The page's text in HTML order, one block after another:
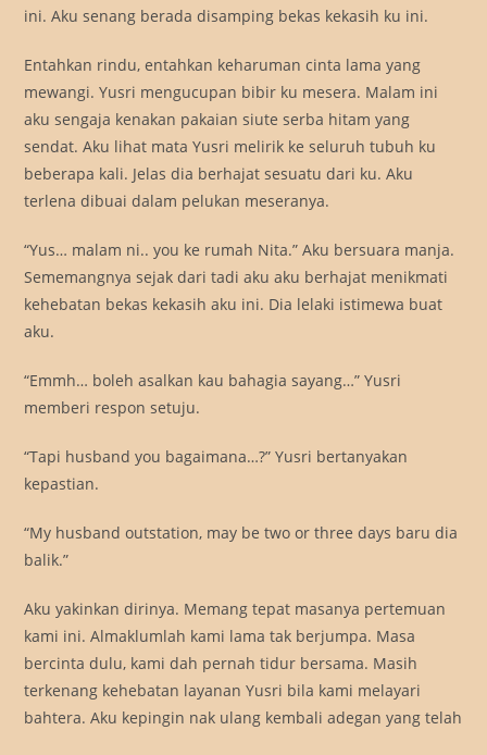
ini. Aku senang berada disamping bekas kekasih ku ini.
Entahkan rindu, entahkan keharuman cinta lama yang
mewangi. Yusri mengucupan bibir ku mesera. Malam ini
aku sengaja kenakan pakaian siute serba hitam yang
sendat. Aku lihat mata Yusri melirik ke seluruh tubuh ku
beberapa kali. Jelas dia berhajat sesuatu dari ku. Aku
terlena dibuai dalam pelukan meseranya.
“Yus… malam ni.. you ke rumah Nita.” Aku bersuara manja.
Sememangnya sejak dari tadi aku aku berhajat menikmati
kehebatan bekas kekasih aku ini. Dia lelaki istimewa buat
aku.
“Emmh… boleh asalkan kau bahagia sayang…” Yusri
memberi respon setuju.
“Tapi husband you bagaimana…?” Yusri bertanyakan
kepastian.
“My husband outstation, may be two or three days baru dia
balik.”
Aku yakinkan dirinya. Memang tepat masanya pertemuan
kami ini. Almaklumlah kami lama tak berjumpa. Masa
bercinta dulu, kami dah pernah tidur bersama. Masih
terkenang kehebatan layanan Yusri bila kami melayari
bahtera. Aku kepingin nak ulang kembali adegan yang telah